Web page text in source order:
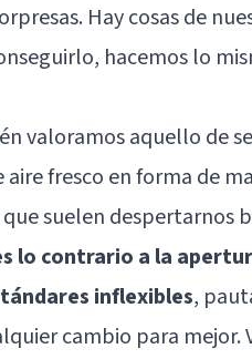
Hay cosas de
hacemos lo
valoramos aquello de
fresco en forma de
suelen despertarnos
lo contrario a la
inflexibles,
cambio para mejor.